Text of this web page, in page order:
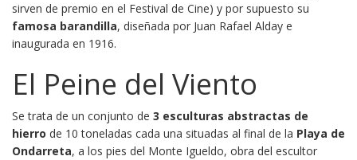
sirven de premio en el Festival de Cine) y por supuesto su
famosa barandilla, diseñada por Juan Rafael Alday e
inaugurada en 1916.
El Peine del Viento
Se trata de un conjunto de 3 esculturas abstractas de
hierro de 10 toneladas cada una situadas al final de la Playa de
Ondarreta, a los pies del Monte Igueldo, obra del escultor